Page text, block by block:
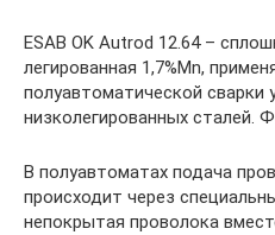
ESAB OK Autrod 12.64 –
легированная 1,7%Mn,
полуавтоматической сварки
низколегированных сталей.
В полуавтоматах подача
происходит через
непокрытая проволока